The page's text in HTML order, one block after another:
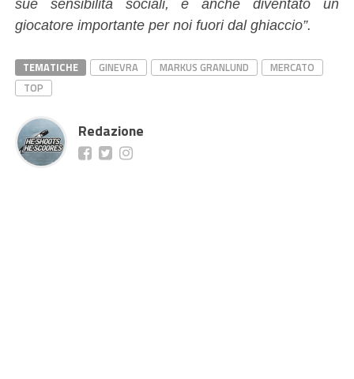
sue sensibilità sociali, è anche diventato un
giocatore importante per noi fuori dal ghiaccio”.
TEMATICHE GINEVRA MARKUS GRANLUND
MERCATO
TOP
Redazione